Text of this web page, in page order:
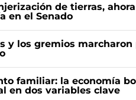
de tierras,
en el Senado
y los gremios marcharon
familiar: la economía
en dos variables clave